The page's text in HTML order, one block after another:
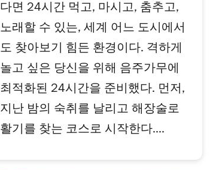
다면 24시간 먹고, 마시고, 춤추고,
노래할 수 있는, 세계 어느 도시에서
도 찾아보기 힘든 환경이다. 격하게
놀고 싶은 당신을 위해 음주가무에
최적화된 24시간을 준비했다. 먼저,
지난 밤의 숙취를 날리고 해장술로
활기를 찾는 코스로 시작한다....